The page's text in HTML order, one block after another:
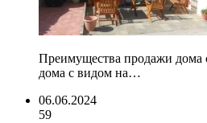
Преимущества продажи дома
дома с видом на…
06.06.2024
59